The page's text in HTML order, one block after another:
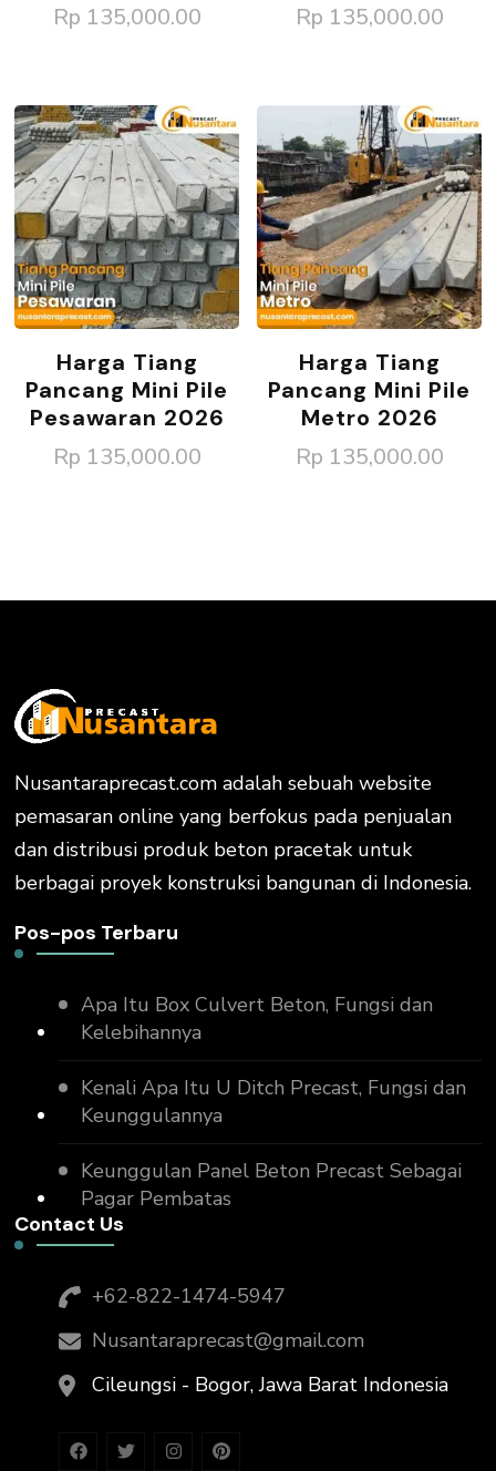
Rp 135,000.00 Rp 135,000.00
Harga Tiang
Pancang Mini Pile
Pesawaran 2026
Rp 135,000.00
Harga Tiang
Pancang Mini Pile
Metro 2026
Rp 135,000.00
Nusantaraprecast.com adalah sebuah website
pemasaran online yang berfokus pada penjualan
dan distribusi produk beton pracetak untuk
berbagai proyek konstruksi bangunan di Indonesia.
Pos-pos Terbaru
Apa Itu Box Culvert Beton, Fungsi dan
Kelebihannya
Kenali Apa Itu U Ditch Precast, Fungsi dan
Keunggulannya
Keunggulan Panel Beton Precast Sebagai
Pagar Pembatas
Contact Us
+62-822-1474-5947
Nusantaraprecast@gmail.com
Cileungsi - Bogor, Jawa Barat Indonesia